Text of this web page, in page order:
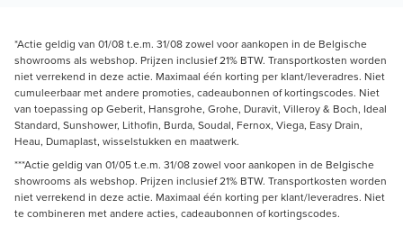
*Actie geldig van 01/08 t.e.m. 31/08 zowel voor aankopen in de Belgische
showrooms als webshop. Prijzen inclusief 21% BTW. Transportkosten worden
niet verrekend in deze actie. Maximaal één korting per klant/leveradres. Niet
cumuleerbaar met andere promoties, cadeaubonnen of kortingscodes. Niet
van toepassing op Geberit, Hansgrohe, Grohe, Duravit, Villeroy & Boch, Ideal
Standard, Sunshower, Lithofin, Burda, Soudal, Fernox, Viega, Easy Drain,
Heau, Dumaplast, wisselstukken en maatwerk.
***Actie geldig van 01/05 t.e.m. 31/08 zowel voor aankopen in de Belgische
showrooms als webshop. Prijzen inclusief 21% BTW. Transportkosten worden
niet verrekend in deze actie. Maximaal één korting per klant/leveradres. Niet
te combineren met andere acties, cadeaubonnen of kortingscodes.